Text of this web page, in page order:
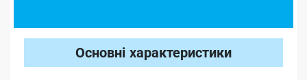
Основні характеристики